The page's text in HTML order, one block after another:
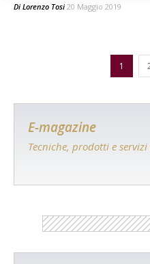
Di Lorenzo Tosi 20 Maggio 2019
1
E-magazine
Tecniche, prodotti e